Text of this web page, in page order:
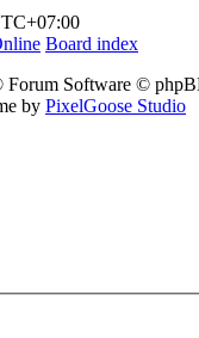
Board index
Forum Software ©
by PixelGoose Studio